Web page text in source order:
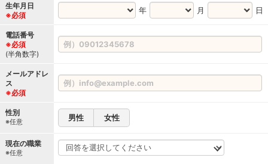
生年月日
※必須
年 月 日
電話番号
※必須
(半角数字)
メールアドレ
ス
※必須
性別
※任意 男性 女性
現在の職業
※任意